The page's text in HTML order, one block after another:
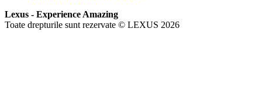
Lexus - Experience Amazing
Toate drepturile sunt rezervate © LEXUS 2026